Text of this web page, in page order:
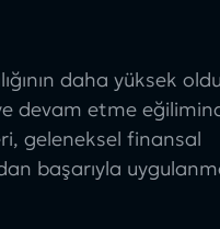
daha yüksek
devam etme
geleneksel finansal
başarıyla